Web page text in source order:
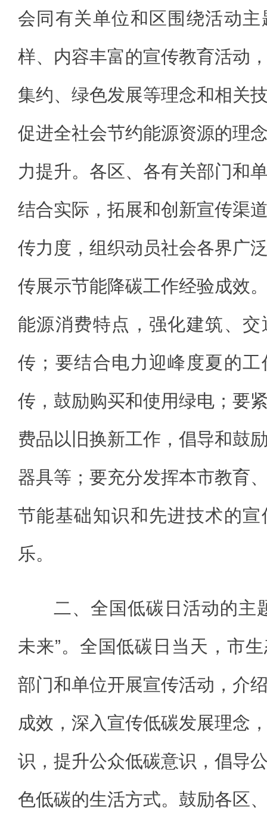
会同有关单位和区围绕活动
样、内容丰富的宣传教育活动
集约、绿色发展等理念和相关
促进全社会节约能源资源的理
力提升。各区、各有关部门和
结合实际，拓展和创新宣传渠
传力度，组织动员社会各界广
传展示节能降碳工作经验成效
能源消费特点，强化建筑、
传；要结合电力迎峰度夏的
传，鼓励购买和使用绿电；要
费品以旧换新工作，倡导和鼓
器具等；要充分发挥本市教育
节能基础知识和先进技术的
乐。
二、全国低碳日活动的主
未来”。全国低碳日当天，市
部门和单位开展宣传活动，介
成效，深入宣传低碳发展理念
识，提升公众低碳意识，倡导
色低碳的生活方式。鼓励各区